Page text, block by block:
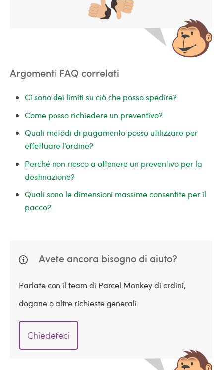
Argomenti FAQ correlati
Ci sono dei limiti su ciò che posso spedire?
Come posso richiedere un preventivo?
Quali metodi di pagamento posso utilizzare per
effettuare l’ordine?
Perché non riesco a ottenere un preventivo per la
destinazione?
Quali sono le dimensioni massime consentite per il
pacco?
Avete ancora bisogno di aiuto?
Parlate con il team di Parcel Monkey di ordini,
dogane o altre richieste generali.
Chiedeteci